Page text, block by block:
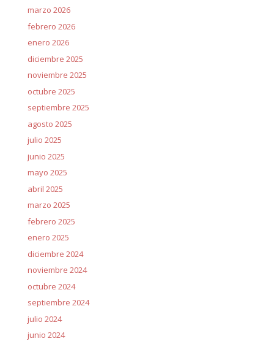
marzo 2026
febrero 2026
enero 2026
diciembre 2025
noviembre 2025
octubre 2025
septiembre 2025
agosto 2025
julio 2025
junio 2025
mayo 2025
abril 2025
marzo 2025
febrero 2025
enero 2025
diciembre 2024
noviembre 2024
octubre 2024
septiembre 2024
julio 2024
junio 2024